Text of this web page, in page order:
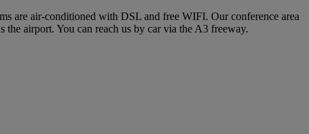
are air-conditioned with DSL and free WIFI. Our conference area
airport. You can reach us by car via the A3 freeway.